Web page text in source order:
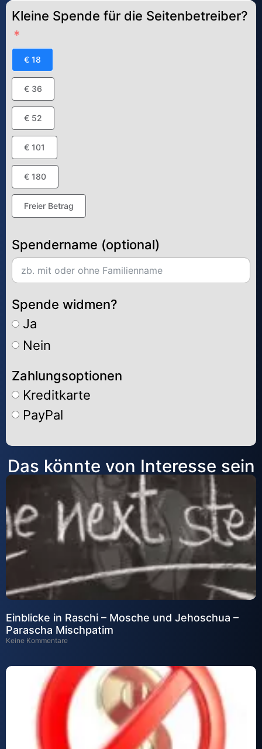
Kleine Spende für die Seitenbetreiber?
€ 18
€ 36
€ 52
€ 101
€ 180
Freier Betrag
Spendername (optional)
Spende widmen?
Ja
Nein
Zahlungsoptionen
Kreditkarte
PayPal
Alternative:
Das könnte von Interesse sein
Einblicke in Raschi – Mosche und Jehoschua –
Parascha Mischpatim
Keine Kommentare